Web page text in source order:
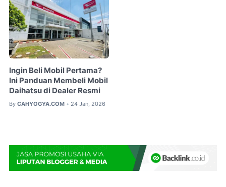
Ingin Beli Mobil Pertama?
Ini Panduan Membeli Mobil
Daihatsu di Dealer Resmi
By CAHYOGYA.COM • 24 Jan, 2026